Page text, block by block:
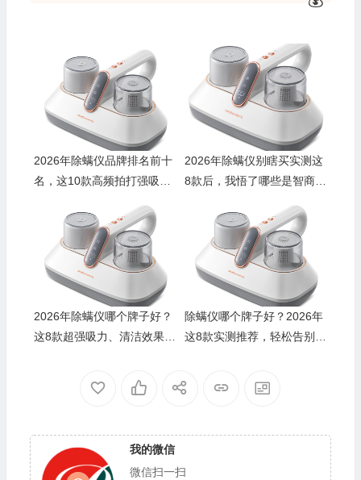
2026年除螨仪品牌排名前十
名，这10款高频拍打强吸
2026年除螨仪别瞎买实测这
8款后，我悟了哪些是智商税
2026年除螨仪哪个牌子好？
这8款超强吸力、清洁效果显
除螨仪哪个牌子好？2026年
这8款实测推荐，轻松告别螨
我的微信
微信扫一扫